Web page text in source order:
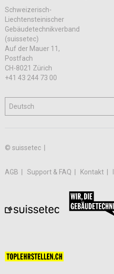
Schweizerisch-
Liechtensteinischer
Gebäudetechnikverband
(suissetec)
Auf der Mauer 11,
Postfach
CH-8021 Zürich
+41 43 244 73 00
© suissetec |
AGB Support & FAQ Kontakt